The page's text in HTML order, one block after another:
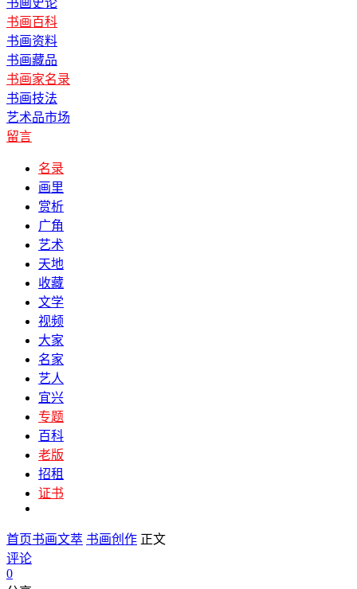
书画百科
书画资料
书画藏品
书画家名录
书画技法
艺术品市场
留言
名录
画里
赏析
广角
艺术
天地
收藏
文学
视频
大家
名家
艺人
宜兴
专题
百科
老版
招租
证书
首页书画文萃 书画创作 正文
评论
0